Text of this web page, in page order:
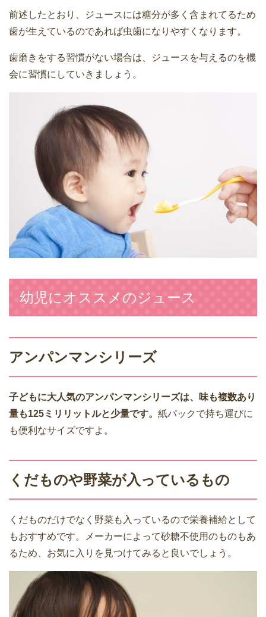
前述したとおり、ジュースには糖分が多く含まれてるため
歯が生えているのであれば虫歯になりやすくなります。
歯磨きをする習慣がない場合は、ジュースを与えるのを機
会に習慣にしていきましょう。
幼児にオススメのジュース
アンパンマンシリーズ
子どもに大人気のアンパンマンシリーズは、味も複数あり
量も125ミリリットルと少量です。 紙パックで持ち運びに
も便利なサイズですよ。
くだものや野菜が入っているもの
くだものだけでなく野菜も入っているので栄養補給として
もおすすめです。メーカーによって砂糖不使用のものもあ
るため、お気に入りを見つけてみると良いでしょう。